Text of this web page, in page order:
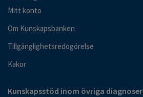
Mitt konto
Om Kunskapsbanken
Tillgänglighetsredogörelse
Kakor
Kunskapsstöd inom övriga diagnoser